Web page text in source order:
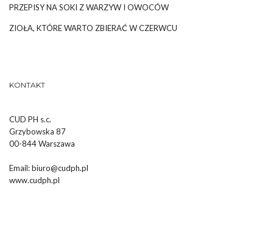
PRZEPISY NA SOKI Z WARZYW I OWOCÓW
ZIOŁA, KTÓRE WARTO ZBIERAĆ W CZERWCU
KONTAKT
CUD PH s.c.
Grzybowska 87
00-844 Warszawa
Email:biuro@cudph.pl
www.cudph.pl